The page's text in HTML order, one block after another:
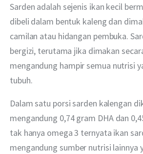
Sarden adalah sejenis ikan kecil
dibeli dalam bentuk kaleng dan
camilan atau hidangan pembuka.
bergizi, terutama jika dimakan
mengandung hampir semua nutrisi
tubuh.
Dalam satu porsi sarden kalengan
mengandung 0,74 gram DHA dan
tak hanya omega 3 ternyata ikan
mengandung sumber nutrisi lainnya